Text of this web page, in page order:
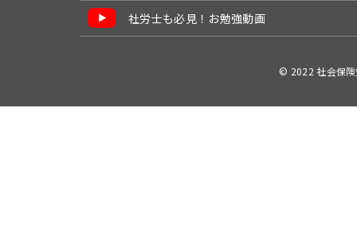
社労士も必見！お勉強動画
© 2022 社会保